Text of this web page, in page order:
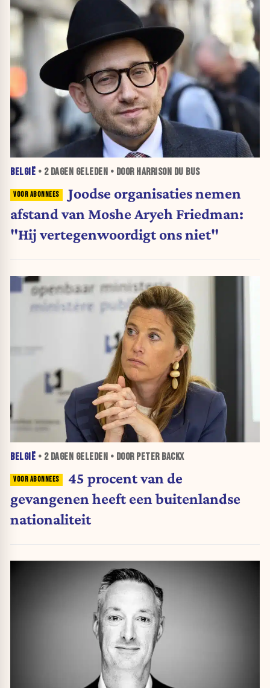
BELGIË • 2 DAGEN GELEDEN • DOOR HARRISON DU BUS
Joodse organisaties nemen
afstand van Moshe Aryeh Friedman:
"Hij vertegenwoordigt ons niet"
BELGIË • 2 DAGEN GELEDEN • DOOR PETER BACKX
45 procent van de
gevangenen heeft een buitenlandse
nationaliteit